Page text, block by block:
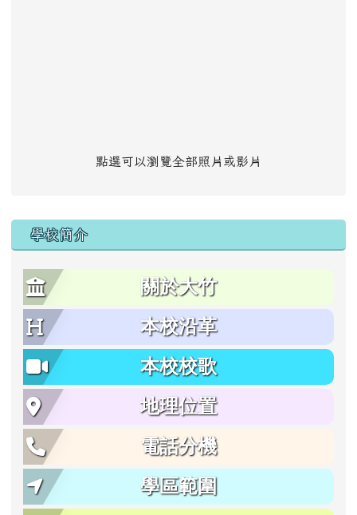
點選可以瀏覽全部照片或影片
學校簡介
關於大竹
本校沿革
本校校歌
地理位置
電話分機
學區範圍